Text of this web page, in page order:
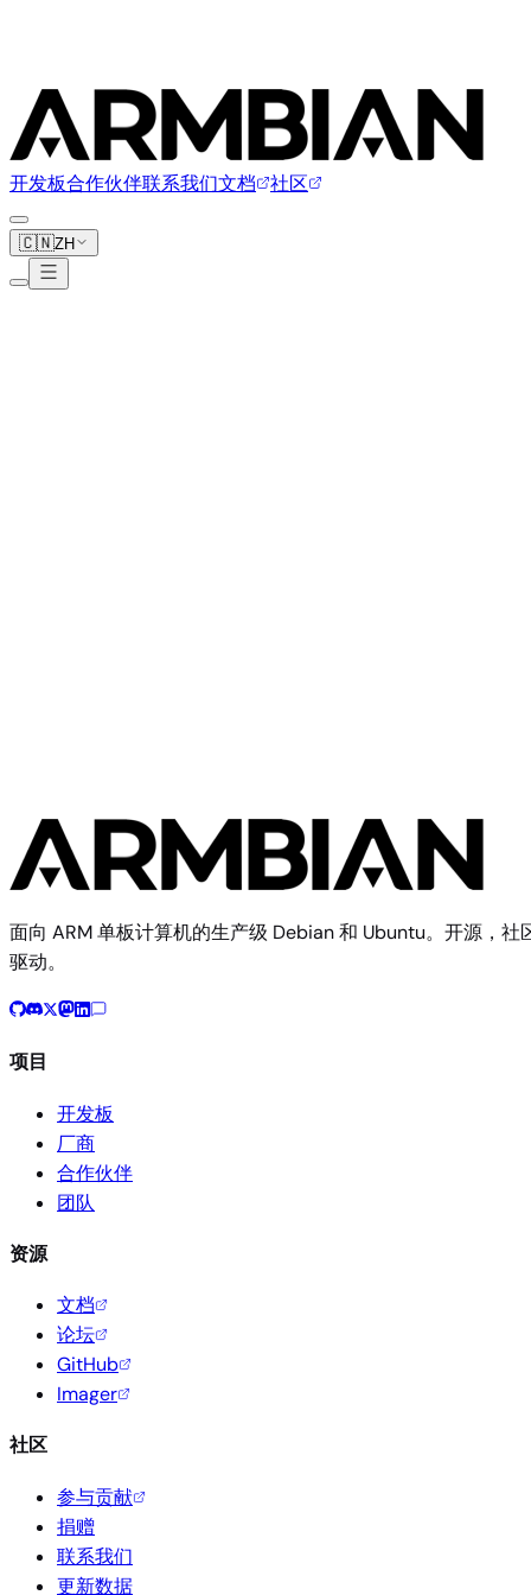
开发板合作伙伴联系我们文档 社区
🇨🇳ZH
面向 ARM 单板计算机的生产级 Debian 和 Ubuntu。开源，社
驱动。
项目
开发板
厂商
合作伙伴
团队
资源
文档
论坛
GitHub
Imager
社区
参与贡献
捐赠
联系我们
更新数据